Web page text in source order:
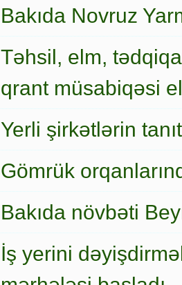
Bakıda Novruz
Təhsil, elm,
qrant müsabiqəsi
Yerli şirkətlərin
Gömrük
Bakıda növbəti
İş yerini